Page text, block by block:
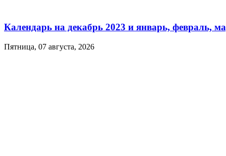
Календарь на декабрь 2023 и январь, февраль,
Пятница, 07 августа, 2026